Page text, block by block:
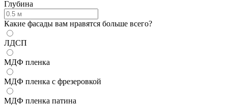
Глубина
Какие фасады вам нравятся больше всего?
ЛДСП
МДФ пленка
МДФ пленка с фрезеровкой
МДФ пленка патина